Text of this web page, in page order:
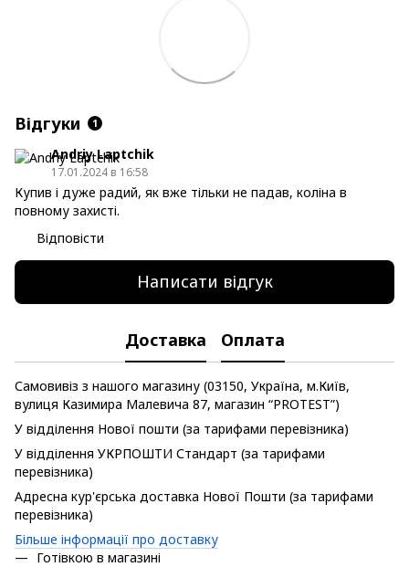
Відгуки 1
Andriy Laptchik
17.01.2024 в 16:58
Купив і дуже радий, як вже тільки не падав, коліна в
повному захисті.
Відповісти
Написати відгук
Доставка Оплата
Самовивіз з нашого магазину (03150, Україна, м.Київ,
вулиця Казимира Малевича 87, магазин “PROTEST”)
У відділення Нової пошти (за тарифами перевізника)
У відділення УКРПОШТИ Стандарт (за тарифами
перевізника)
Адресна кур'єрська доставка Нової Пошти (за тарифами
перевізника)
Більше інформації про доставку
Готівкою в магазині